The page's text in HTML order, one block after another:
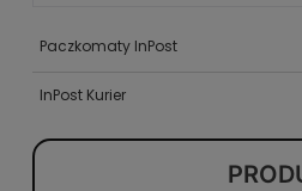
Paczkomaty InPost
InPost Kurier